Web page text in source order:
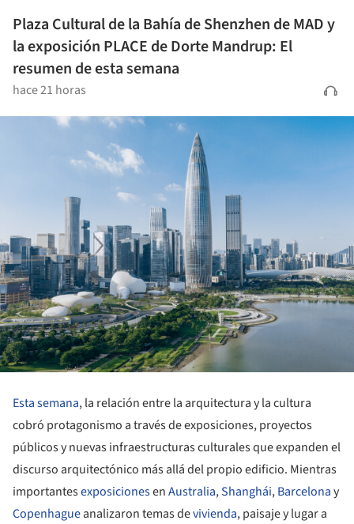
Plaza Cultural de la Bahía de Shenzhen de MAD y
la exposición PLACE de Dorte Mandrup: El
resumen de esta semana
hace 21 horas
Esta semana, la relación entre la arquitectura y la cultura
cobró protagonismo a través de exposiciones, proyectos
públicos y nuevas infraestructuras culturales que expanden el
discurso arquitectónico más allá del propio edificio. Mientras
importantesexposicionesenAustralia,Shanghái,Barcelonay
Copenhagueanalizaron temas devivienda, paisaje y lugar a